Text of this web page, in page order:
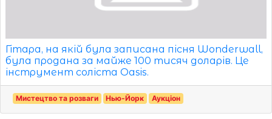
Гітара, на якій була записана пісня Wonderwall,
була продана за майже 100 тисяч доларів. Це
інструмент соліста Oasis.
Мистецтво та розваги Нью-Йорк Аукціон